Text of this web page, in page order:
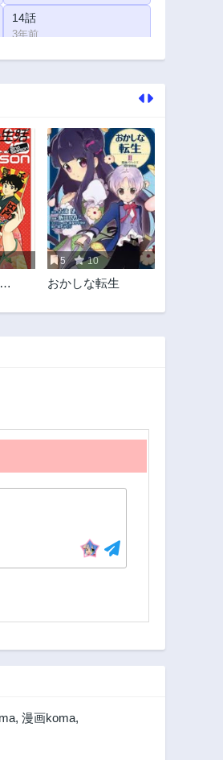
14話
3年前
9話
5 10
おかしな転生
, 漫画koma,